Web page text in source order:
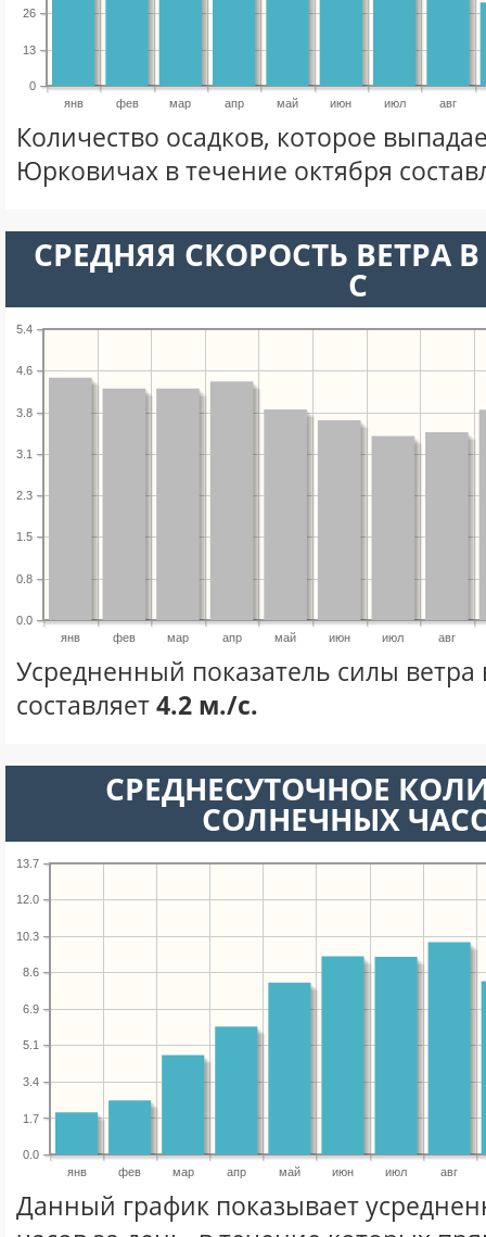
янв фев мар апр май июн июл авг
0
13
26
Количество осадков, которое
Юрковичах в течение октября
СРЕДНЯЯ СКОРОСТЬ ВЕТРА
С
янв фев мар апр май июн июл авг
0.0
0.8
1.5
2.3
3.1
3.8
4.6
5.4
Усредненный показатель силы ветра
составляет4.2 м./с.
СРЕДНЕСУТОЧНОЕ
СОЛНЕЧНЫХ
янв фев мар апр май июн июл авг
0.0
1.7
3.4
5.1
6.9
8.6
10.3
12.0
13.7
Данный график показывает